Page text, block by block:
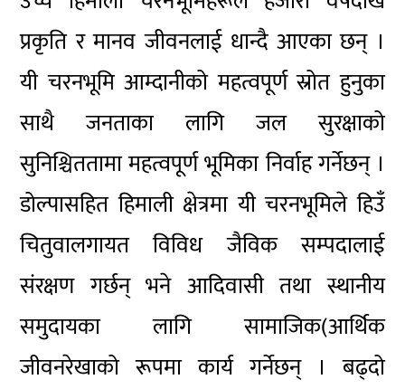
प्रकृति र मानव जीवनलाई धान्दै आएका छन् ।
यी चरनभूमि आम्दानीको महत्वपूर्ण स्रोत हुनुका
साथै जनताका लागि जल सुरक्षाको
सुनिश्चिततामा महत्वपूर्ण भूमिका निर्वाह गर्नेछन् ।
डोल्पासहित हिमाली क्षेत्रमा यी चरनभूमिले हिउँ
चितुवालगायत विविध जैविक सम्पदालाई
संरक्षण गर्छन् भने आदिवासी तथा स्थानीय
समुदायका लागि सामाजिक(आर्थिक
जीवनरेखाको रूपमा कार्य गर्नेछन् । बढ्दो